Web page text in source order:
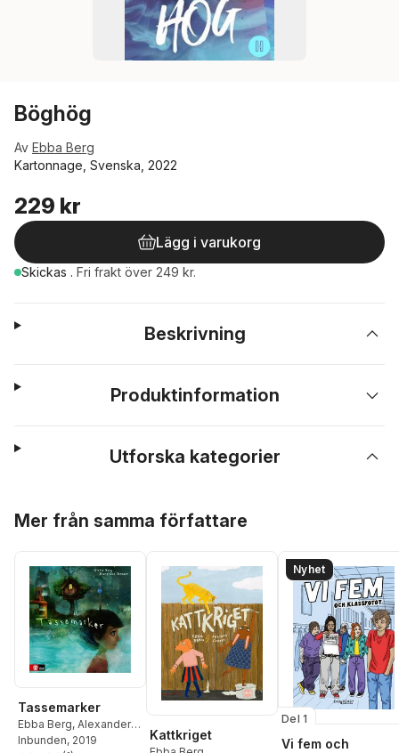
Böghög
Av Ebba Berg
Kartonnage, Svenska, 2022
229 kr
Lägg i varukorg
Skickas . Fri frakt över 249 kr.
Beskrivning
Produktinformation
Utforska kategorier
Mer från samma författare
Tassemarker
Ebba Berg, Alexander
Jansson
Inbunden, 2019
Kattkriget
Nyhet
Del 1
Vi fem och